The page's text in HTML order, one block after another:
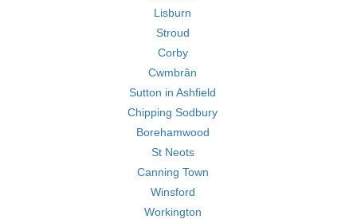
Lisburn
Stroud
Corby
Cwmbrân
Sutton in Ashfield
Chipping Sodbury
Borehamwood
St Neots
Canning Town
Winsford
Workington